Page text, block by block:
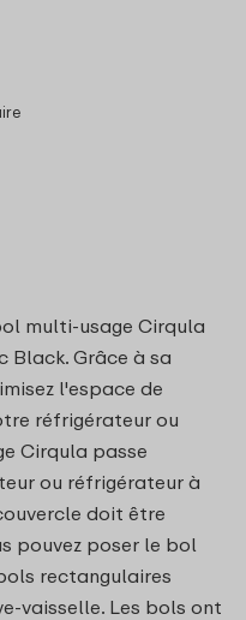
multi-usage Cirqula
Black. Grâce à sa
l'espace de
réfrigérateur ou
Cirqula passe
ou réfrigérateur à
doit être
pouvez poser le bol
rectangulaires
vaisselle. Les bols ont